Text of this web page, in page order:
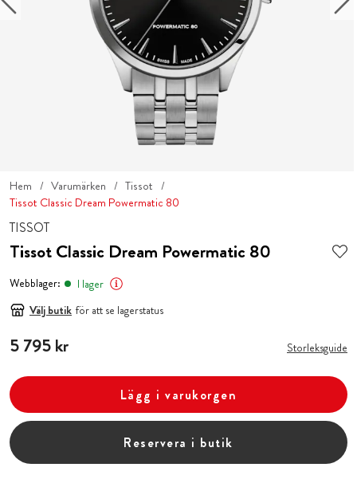
Hem Varumärken
Tissot
Tissot Classic Dream Powermatic 80
TISSOT
Tissot Classic Dream Powermatic 80
Webblager:
I lager
Välj butik för att se lagerstatus
Pris:5 795 kr
5 795 kr Storleksguide
Lägg i varukorgen
Reservera i butik